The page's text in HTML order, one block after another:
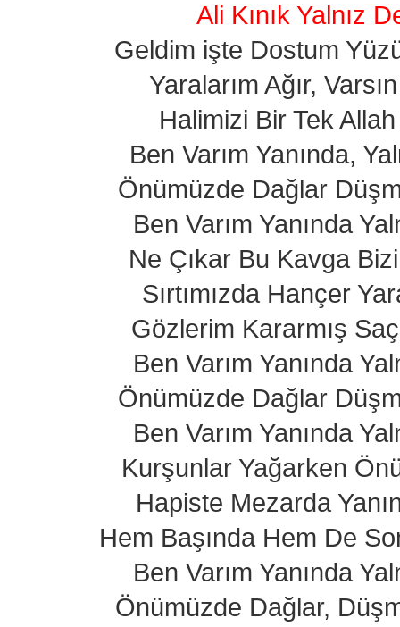
Ali Kınık Yalnız
Geldim işte Dostum
Yaralarım Ağır,
Halimizi Bir Tek
Ben Varım Yanında,
Önümüzde Dağlar
Ben Varım Yanında
Ne Çıkar Bu Kavga
Sırtımızda Hançer
Gözlerim Kararmış
Ben Varım Yanında
Önümüzde Dağlar
Ben Varım Yanında
Kurşunlar Yağarken
Hapiste Mezarda
Hem Başında Hem De
Ben Varım Yanında
Önümüzde Dağlar,